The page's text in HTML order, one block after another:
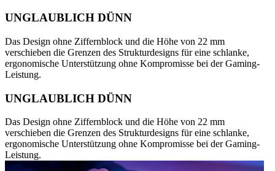
UNGLAUBLICH DÜNN
Das Design ohne Ziffernblock und die Höhe von 22 mm
verschieben die Grenzen des Strukturdesigns für eine schlanke,
ergonomische Unterstützung ohne Kompromisse bei der Gaming-
Leistung.
UNGLAUBLICH DÜNN
Das Design ohne Ziffernblock und die Höhe von 22 mm
verschieben die Grenzen des Strukturdesigns für eine schlanke,
ergonomische Unterstützung ohne Kompromisse bei der Gaming-
Leistung.